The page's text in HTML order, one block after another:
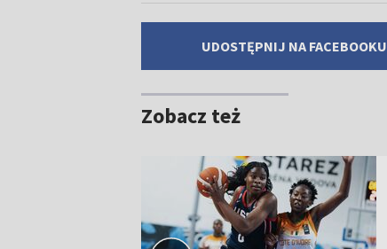
UDOSTĘPNIJ NA FACEBOOKU
Zobacz też